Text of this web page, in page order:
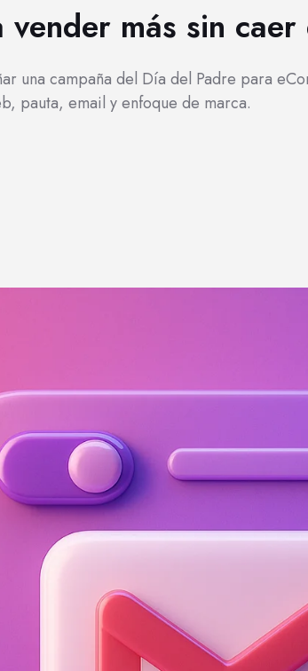
más sin caer
una campaña del Día del Padre para
pauta, email y enfoque de marca.